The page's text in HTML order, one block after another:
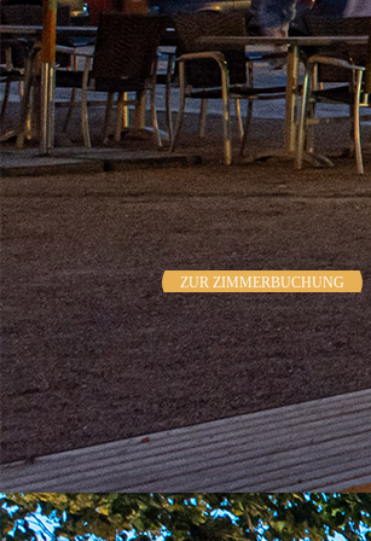
ZUR ZIMMERBUCHUNG